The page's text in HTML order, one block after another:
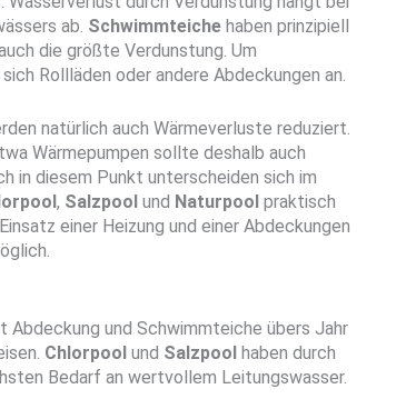
ab. Schwimmteiche haben prinzipiell
die größte Verdunstung. Um
Rollläden oder andere Abdeckungen an.
natürlich auch Wärmeverluste reduziert.
Wärmepumpen sollte deshalb auch
in diesem Punkt unterscheiden sich im
, Salzpool und Naturpool praktisch
einer Heizung und einer Abdeckungen
Abdeckung und Schwimmteiche übers Jahr
Chlorpool und Salzpool haben durch
Bedarf an wertvollem Leitungswasser.